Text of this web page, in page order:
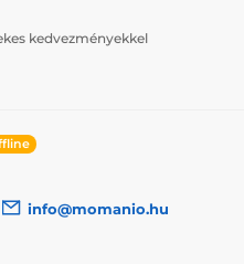
kedvezményekkel
info@momanio.hu